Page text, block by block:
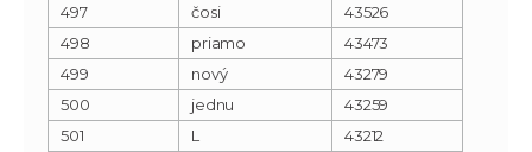
497
čosi
43526
498
priamo
43473
499
nový
43279
500
jednu
43259
501
L
43212